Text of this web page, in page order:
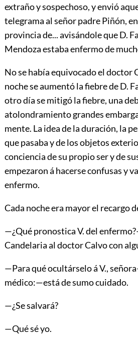
extraño y sospechoso, y envió
telegrama al señor padre Piñón,
provincia de... avisándole que D.
Mendoza estaba enfermo de
No se había equivocado el doctor
noche se aumentó la fiebre de D.
otro día se mitigó la fiebre, una
atolondramiento grandes
mente. La idea de la duración, la
que pasaba y de los objetos
conciencia de su propio ser y de
empezaron á hacerse confusas y
enfermo.
Cada noche era mayor el recargo
—¿Qué pronostica V. del
Candelaria al doctor Calvo con
—Para qué ocultárselo á V.,
médico:—está de sumo cuidado.
—¿Se salvará?
—Qué sé yo.